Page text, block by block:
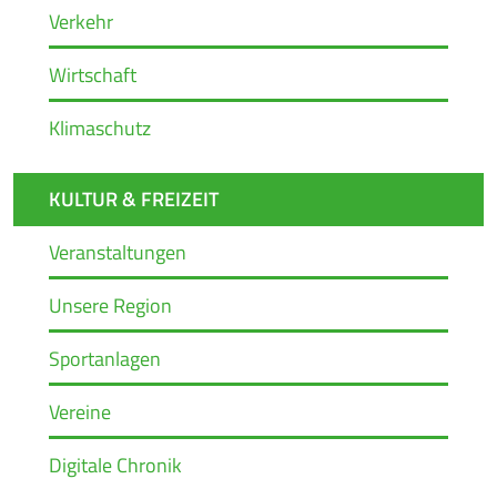
Verkehr
Wirtschaft
Klimaschutz
KULTUR & FREIZEIT
Veranstaltungen
Unsere Region
Sportanlagen
Vereine
Digitale Chronik